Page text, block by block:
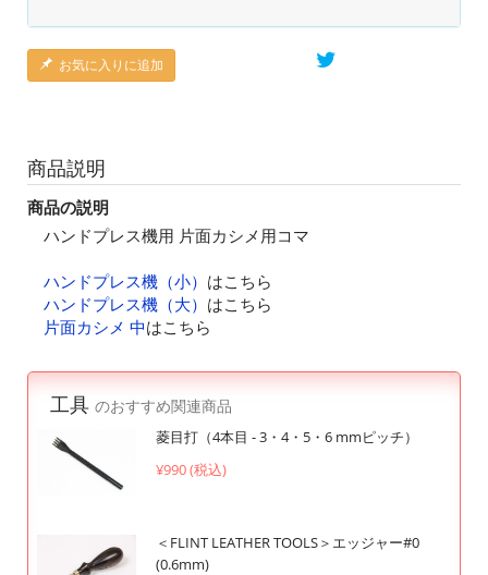
お気に入りに追加
商品説明
商品の説明
ハンドプレス機用 片面カシメ用コマ
ハンドプレス機（小） はこちら
ハンドプレス機（大） はこちら
片面カシメ 中はこちら
工具 のおすすめ関連商品
菱目打（4本目 - 3・4・5・6 mmピッチ）
¥990 (税込)
＜FLINT LEATHER TOOLS＞エッジャー#0
(0.6mm)